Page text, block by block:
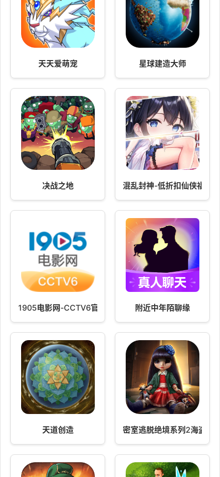
天天爱萌宠 星球建造大师
决战之地 混乱封神-低折扣仙侠福利
1905电影网-CCTV6官方客户端 附近中年陌聊缘
天道创造 密室逃脱绝境系列2海盗船